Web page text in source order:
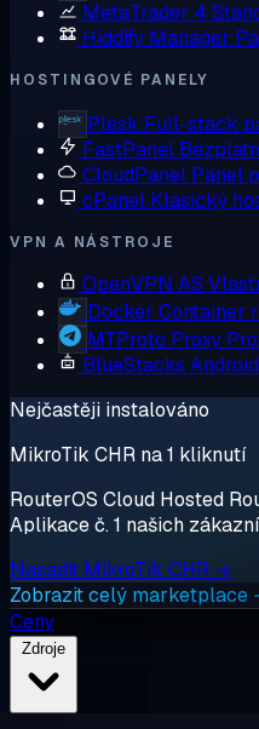
MetaTrader 4
Hiddify Manager
HOSTINGOVÉ PANELY
Plesk Full-stack
FastPanel
CloudPanel Panel
cPanel Klasický
VPN A NÁSTROJE
OpenVPN AS
Docker Container
MTProto Proxy
BlueStacks
Nejčastěji instalováno
MikroTik CHR na 1 kliknutí
RouterOS Cloud Hosted
Aplikace č. 1 našich
Nasadit MikroTik CHR →
Zobrazit celý marketplace
Ceny